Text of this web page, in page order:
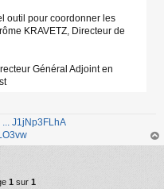
outil pour coordonner les
KRAVETZ, Directeur de
Général Adjoint en
J1jNp3FLhA
au
1 sur 1